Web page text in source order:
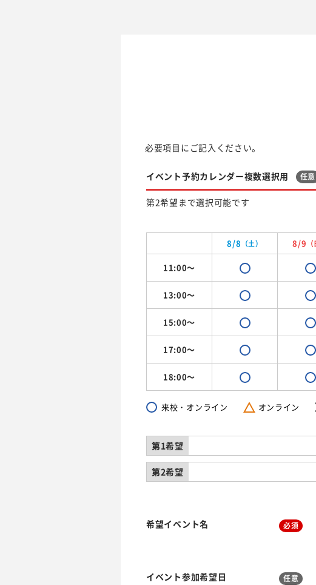
必要項目にご記入ください。
イベント予約カレンダー複数選択用 任意
第2希望まで選択可能です
8/8 （土） 8/9
11:00～
13:00～
15:00～
17:00～
18:00～
来校・オンライン オンライン
第1希望
第2希望
希望イベント名 必須
イベント参加希望日 任意